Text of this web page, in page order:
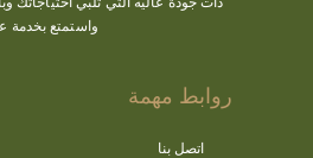
واستمتع بخدمة
روابط مهمة
اتصل بنا